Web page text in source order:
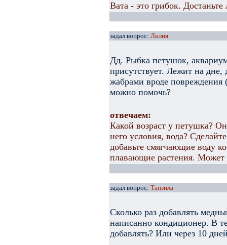
Вата - это грибок.
задал вопрос: Лилия
Дд. Рыбка петушок,
присутствует. Лежит на
жабрами вроде повреждения
можно помочь?
отвечаем:
Какой возраст у петушка?
него условия, вода?
добавьте смягчающие воду
плавающие растения. Может
задал вопрос: Танзила
Сколько раз добавлять
написанно кондиционер. В
добавлять? Или через 10